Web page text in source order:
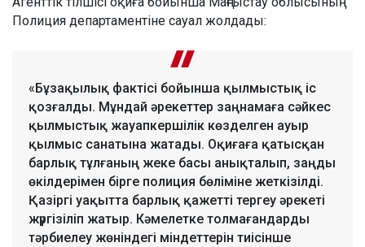
Полиция департаментіне сауал жолдады:
«Бұзақылық фактісі бойынша қылмыстық іс
қозғалды. Мұндай әрекеттер заңнамаға сәйкес
қылмыстық жауапкершілік көзделген ауыр
қылмыс санатына жатады. Оқиғаға қатысқан
барлық тұлғаның жеке басы анықталып, заңды
өкілдерімен бірге полиция бөліміне жеткізілді.
Қазіргі уақытта барлық қажетті тергеу әрекеті
жүргізіліп жатыр. Кәмелетке толмағандарды
тәрбиелеу жөніндегі міндеттерін тиісінше